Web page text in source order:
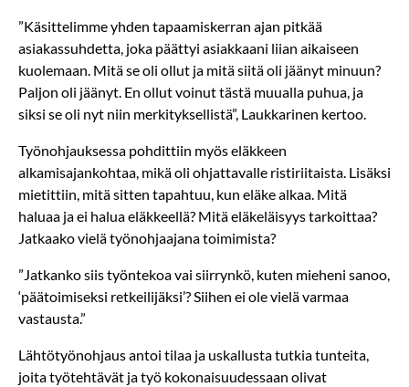
”Käsittelimme yhden tapaamiskerran ajan pitkää
asiakassuhdetta, joka päättyi asiakkaani liian aikaiseen
kuolemaan. Mitä se oli ollut ja mitä siitä oli jäänyt minuun?
Paljon oli jäänyt. En ollut voinut tästä muualla puhua, ja
siksi se oli nyt niin merkityksellistä”, Laukkarinen kertoo.
Työn­ohjauksessa pohdittiin myös eläkkeen
alkamisajankohtaa, mikä oli ohjattavalle ristiriitaista. Lisäksi
mietittiin, mitä sitten tapahtuu, kun eläke alkaa. Mitä
haluaa ja ei halua eläkkeellä? Mitä eläkeläisyys tarkoittaa?
Jatkaako vielä työnohjaajana toimimista?
”Jatkanko siis työntekoa vai siirrynkö, kuten mieheni sanoo,
‘päätoimiseksi retkeilijäksi’? Siihen ei ole vielä varmaa
vastausta.”
Lähtötyönohjaus antoi tilaa ja uskallusta tutkia tunteita,
joita työtehtävät ja työ kokonaisuudessaan olivat